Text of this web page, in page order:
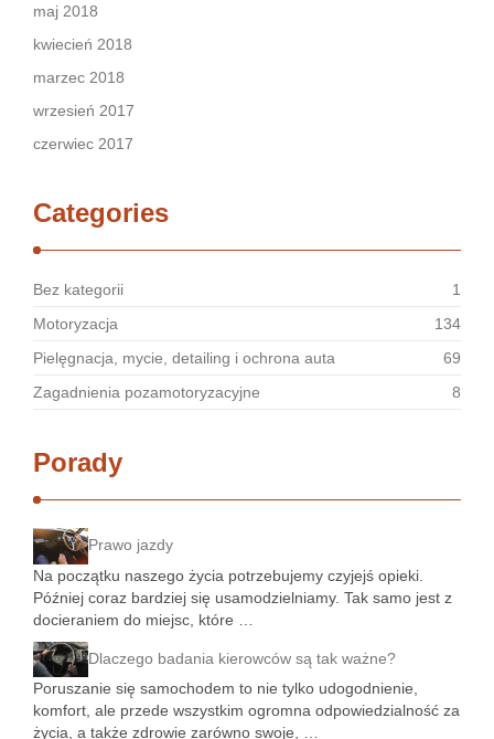
maj 2018
kwiecień 2018
marzec 2018
wrzesień 2017
czerwiec 2017
Categories
Bez kategorii
1
Motoryzacja
134
Pielęgnacja, mycie, detailing i ochrona auta
69
Zagadnienia pozamotoryzacyjne
8
Porady
Prawo jazdy
Na początku naszego życia potrzebujemy czyjejś opieki.
Później coraz bardziej się usamodzielniamy. Tak samo jest z
docieraniem do miejsc, które …
Dlaczego badania kierowców są tak ważne?
Poruszanie się samochodem to nie tylko udogodnienie,
komfort, ale przede wszystkim ogromna odpowiedzialność za
życia, a także zdrowie zarówno swoje, …